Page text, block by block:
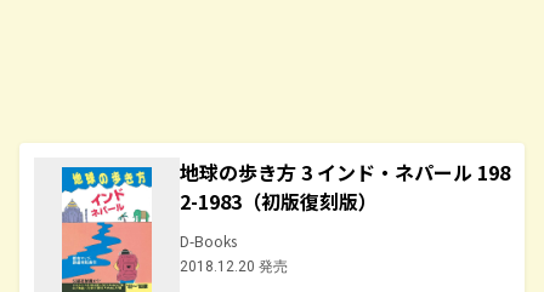
地球の歩き方 3 インド・ネパール 198
2-1983（初版復刻版）
D-Books
2018.12.20 発売